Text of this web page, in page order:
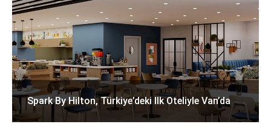
Spark By Hilton, Türkiye’deki Ilk Oteliyle Van’da